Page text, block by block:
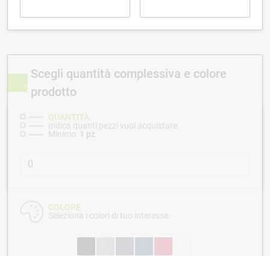
Scegli quantità complessiva e colore
prodotto
QUANTITÀ
Indica quanti pezzi vuoi acquistare.
Minimo: 1 pz
COLORE
Seleziona i colori di tuo interesse.